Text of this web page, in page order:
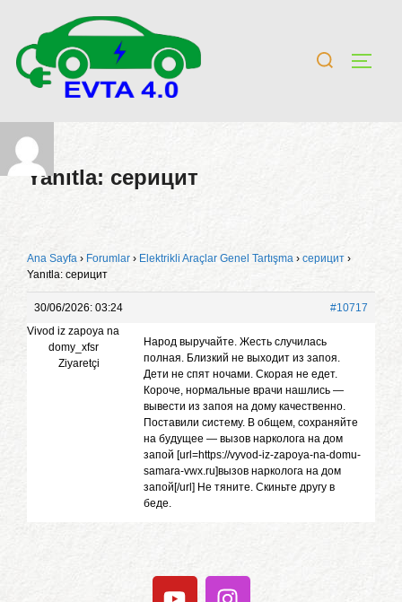
Yanıtla: серицит
Ana Sayfa › Forumlar › Elektrikli Araçlar Genel Tartışma › серицит ›
Yanıtla: серицит
30/06/2026: 03:24
#10717
Vivod iz zapoya na
domy_xfsr
Ziyaretçi
Народ выручайте. Жесть случилась
полная. Близкий не выходит из запоя.
Дети не спят ночами. Скорая не едет.
Короче, нормальные врачи нашлись —
вывести из запоя на дому качественно.
Поставили систему. В общем, сохраняйте
на будущее — вызов нарколога на дом
запой [url=https://vyvod-iz-zapoya-na-domu-
samara-vwx.ru]вызов нарколога на дом
запой[/url] Не тяните. Скиньте другу в
беде.